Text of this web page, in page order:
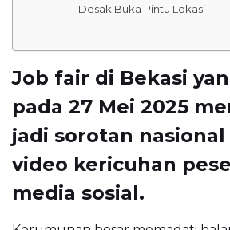
Desak Buka Pintu Lokasi
Job fair di Bekasi
pada 27 Mei 2025
jadi sorotan
video kericuhan
media sosial.